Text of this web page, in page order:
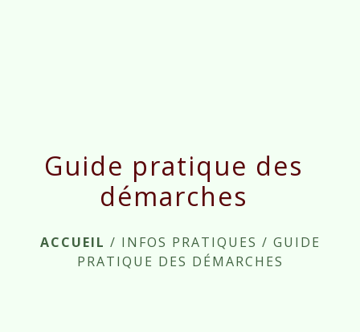
Guide pratique des
démarches
ACCUEIL / INFOS PRATIQUES / GUIDE
PRATIQUE DES DÉMARCHES